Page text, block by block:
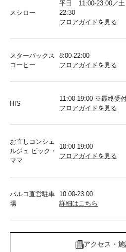
スシロー
平日 11:00-23:00／
22:30
フロアガイドを見る
スターバックス
コーヒー
8:00-22:00
フロアガイドを見る
HIS
11:00-19:00 ※最終受
フロアガイドを見る
お直しコンシェ
ルジュ ビック・
ママ
10:00-19:00
フロアガイドを見る
パルコ直営駐車
場
10:00-23:00
詳細はこちら
アクセス・